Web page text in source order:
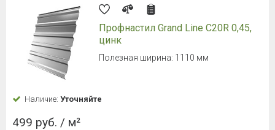
Профнастил Grand Line С20R 0,45,
цинк
Полезная ширина: 1110 мм
Наличие: Уточняйте
499 руб. / м²